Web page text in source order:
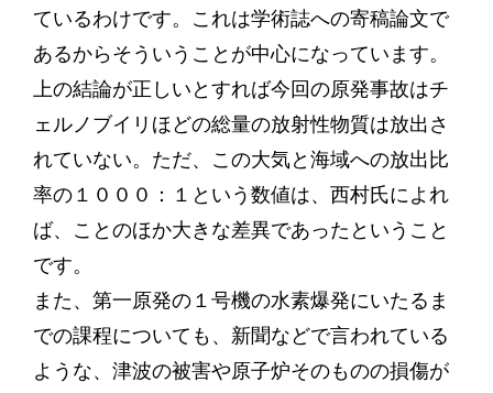
ているわけです。これは学術誌への寄稿論文で
あるからそういうことが中心になっています。
上の結論が正しいとすれば今回の原発事故はチ
ェルノブイリほどの総量の放射性物質は放出さ
れていない。ただ、この大気と海域への放出比
率の１０００：１という数値は、西村氏によれ
ば、ことのほか大きな差異であったということ
です。
また、第一原発の１号機の水素爆発にいたるま
での課程についても、新聞などで言われている
ような、津波の被害や原子炉そのものの損傷が